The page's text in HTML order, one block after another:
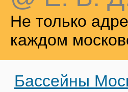
Не только
каждом
Бассейны